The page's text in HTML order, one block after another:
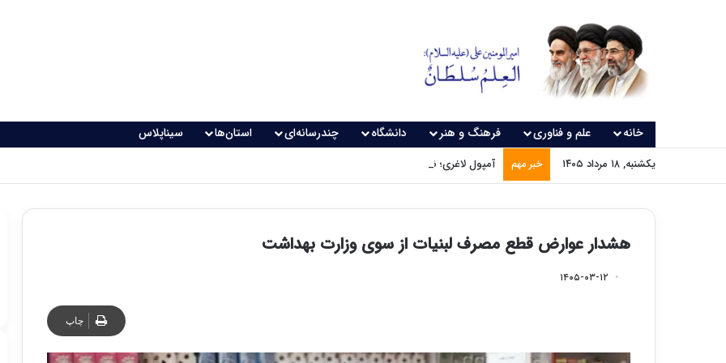
خانه علم و فناوری فرهنگ و هنر دانشگاه چندرسانه‌ای استان‌ها سیناپلاس
یکشنبه, ۱۸ مرداد ۱۴۰۵ خبر مهم آمپول لاغری؛ نسخه‌ای که بدون تغذیه خطرناک می‌شود
هشدار عوارض قطع مصرف لبنیات از سوی وزارت بهداشت
۱۴۰۵-۰۳-۱۲
چاپ